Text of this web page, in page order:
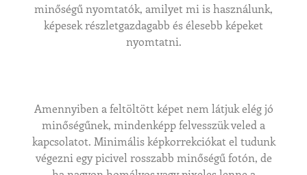
minőségű nyomtatók, amilyet mi is használunk,
képesek részletgazdagabb és élesebb képeket
nyomtatni.
Amennyiben a feltöltött képet nem látjuk elég jó
minőségűnek, mindenképp felvesszük veled a
kapcsolatot. Minimális képkorrekciókat el tudunk
végezni egy picivel rosszabb minőségű fotón, de